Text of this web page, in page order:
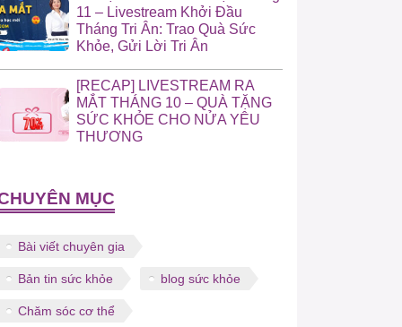
11 – Livestream Khởi Đầu
Tháng Tri Ân: Trao Quà Sức
Khỏe, Gửi Lời Tri Ân
[RECAP] LIVESTREAM RA
MẮT THÁNG 10 – QUÀ TẶNG
SỨC KHỎE CHO NỬA YÊU
THƯƠNG
MỤC
Bài viết chuyên gia
Bản tin sức khỏe blog sức khỏe
Chăm sóc cơ thể